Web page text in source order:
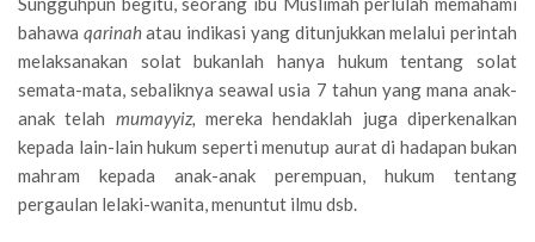
bahawa qarinahatau indikasi yang ditunjukkan melalui perintah
melaksanakan solat bukanlah hanya hukum tentang solat
semata-mata, sebaliknya seawal usia 7 tahun yang mana anak-
anak telah mumayyiz, mereka hendaklah juga diperkenalkan
kepada lain-lain hukum seperti menutup aurat di hadapan bukan
mahram kepada anak-anak perempuan, hukum tentang
pergaulan lelaki-wanita, menuntut ilmu dsb.